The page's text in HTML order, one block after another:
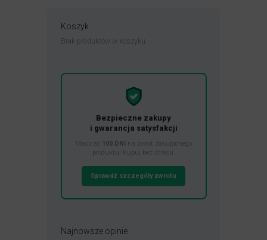
Koszyk
Brak produktów w koszyku.
Bezpieczne zakupy
i gwarancja satysfakcji
Masz aż 100 DNI
na zwrot zakupionego
produktu! Kupuj bez stresu.
Sprawdź szczegóły zwrotu
Najnowsze opinie